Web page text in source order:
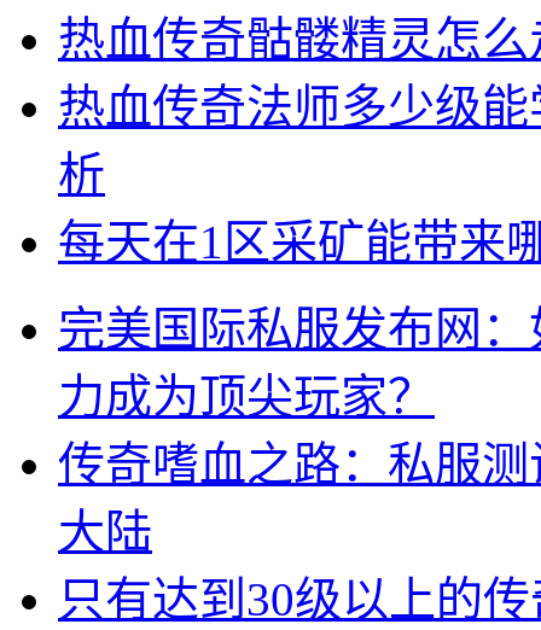
热血传奇骷髅精灵怎
热血传奇法师多少级
析
每天在1区采矿能带来
完美国际私服发布网
力成为顶尖玩家？
传奇嗜血之路：私服
大陆
只有达到30级以上的